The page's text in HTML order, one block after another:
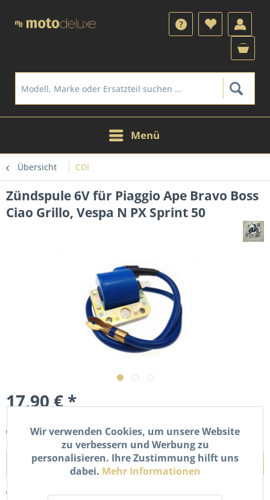
Menü
Übersicht CDI
Zündspule 6V für Piaggio Ape Bravo Boss
Ciao Grillo, Vespa N PX Sprint 50
17,90 € *
Artikel nicht verfügbar
In denWarenkorb
Merken Bewerten
Wir verwenden Cookies, um unsere Website
zu verbessern und Werbung zu
personalisieren. Ihre Zustimmung hilft uns
dabei. Mehr Informationen